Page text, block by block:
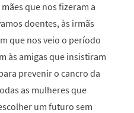
que nos fizeram a
doentes, às irmãs
que nos veio o período
às amigas que insistiram
prevenir o cancro da
as mulheres que
um futuro sem